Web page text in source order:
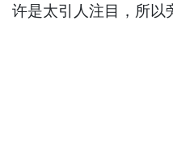
许是太引人注目，所以